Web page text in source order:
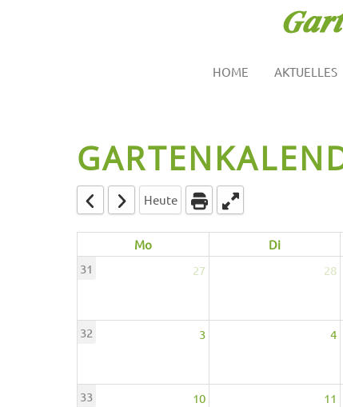
HOME AKTUELLES
Heute
Mo Di
31
27 28
32 3 4
33 10 11